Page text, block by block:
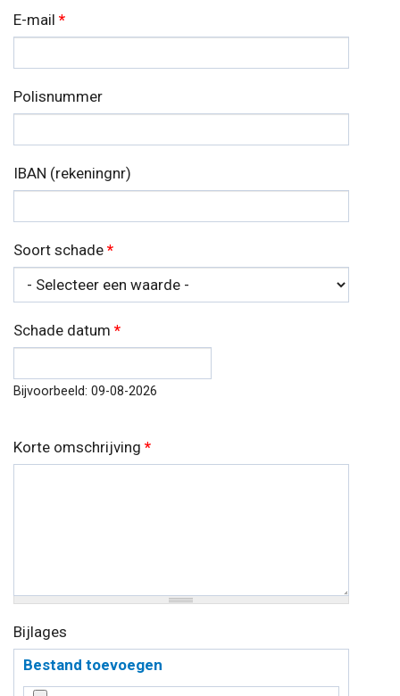
E-mail *
Polisnummer
IBAN (rekeningnr)
Soort schade *
Schade datum *
Bijvoorbeeld: 09-08-2026
Korte omschrijving *
Bijlages
Bestand toevoegen